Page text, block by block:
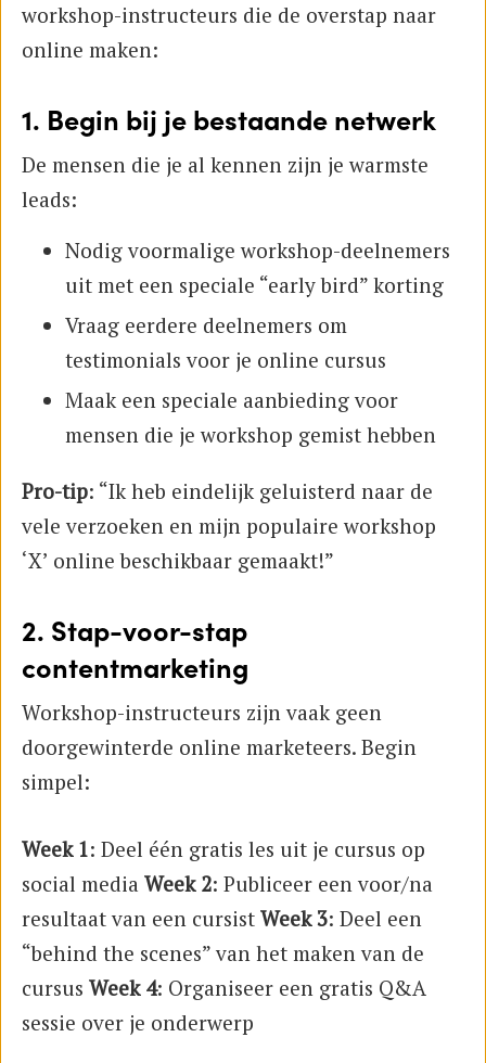
workshop-instructeurs die de overstap naar
online maken:
1. Begin bij je bestaande netwerk
De mensen die je al kennen zijn je warmste
leads:
Nodig voormalige workshop-deelnemers
uit met een speciale “early bird” korting
Vraag eerdere deelnemers om
testimonials voor je online cursus
Maak een speciale aanbieding voor
mensen die je workshop gemist hebben
Pro-tip: “Ik heb eindelijk geluisterd naar de
vele verzoeken en mijn populaire workshop
‘X’ online beschikbaar gemaakt!”
2. Stap-voor-stap
contentmarketing
Workshop-instructeurs zijn vaak geen
doorgewinterde online marketeers. Begin
simpel:
Week 1: Deel één gratis les uit je cursus op
social media Week 2: Publiceer een voor/na
resultaat van een cursist Week 3: Deel een
“behind the scenes” van het maken van de
cursus Week 4: Organiseer een gratis Q&A
sessie over je onderwerp